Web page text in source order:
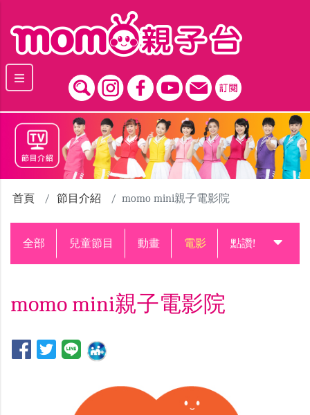
首頁 節目介紹 momo mini親子電影院
全部 兒童節目 動畫 電影 點讚!升級中
momo mini親子電影院